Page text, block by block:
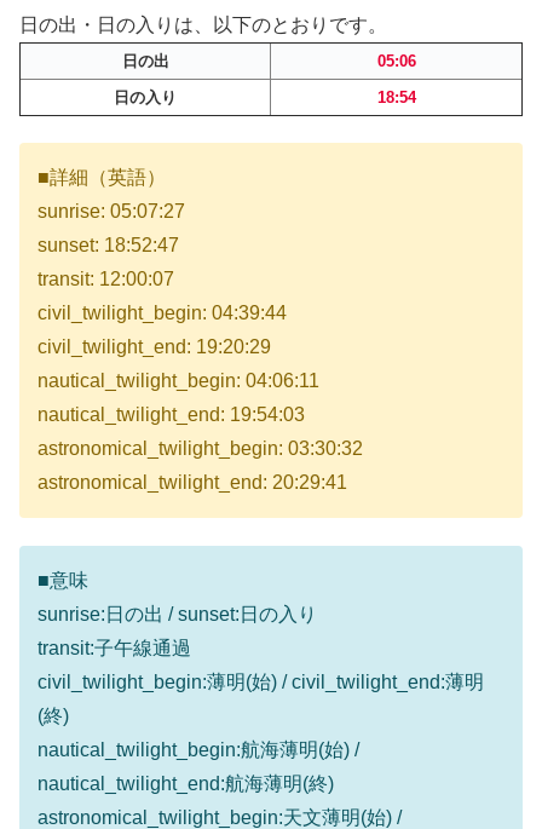
日の出・日の入りは、以下のとおりです。
日の出
05:06
日の入り
18:54
■詳細（英語）
sunrise: 05:07:27
sunset: 18:52:47
transit: 12:00:07
civil_twilight_begin: 04:39:44
civil_twilight_end: 19:20:29
nautical_twilight_begin: 04:06:11
nautical_twilight_end: 19:54:03
astronomical_twilight_begin: 03:30:32
astronomical_twilight_end: 20:29:41
■意味
sunrise:日の出 / sunset:日の入り
transit:子午線通過
civil_twilight_begin:薄明(始) / civil_twilight_end:薄明
(終)
nautical_twilight_begin:航海薄明(始) /
nautical_twilight_end:航海薄明(終)
astronomical_twilight_begin:天文薄明(始) /